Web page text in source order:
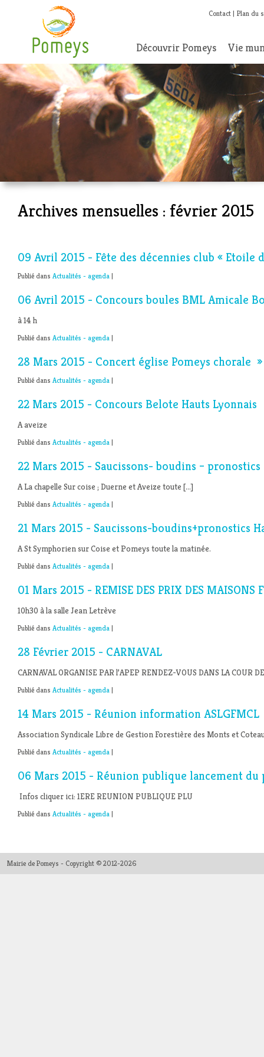
Contact Plan du
Découvrir Pomeys Vie
Archives mensuelles : février 2015
09 Avril 2015 - Fête des décennies club « Etoile
Publié dans Actualités - agenda |
06 Avril 2015 - Concours boules BML Amicale
à 14 h
Publié dans Actualités - agenda |
28 Mars 2015 - Concert église Pomeys chorale
Publié dans Actualités - agenda |
22 Mars 2015 - Concours Belote Hauts Lyonnais
A aveize
Publié dans Actualités - agenda |
22 Mars 2015 - Saucissons- boudins – pronostics
A La chapelle Sur coise ; Duerne et Aveize toute […]
Publié dans Actualités - agenda |
21 Mars 2015 - Saucissons-boudins+pronostics
A St Symphorien sur Coise et Pomeys toute la matinée.
Publié dans Actualités - agenda |
01 Mars 2015 - REMISE DES PRIX DES MAISONS
10h30 à la salle Jean Letrève
Publié dans Actualités - agenda |
28 Février 2015 - CARNAVAL
CARNAVAL ORGANISE PAR l’APEP RENDEZ-VOUS DANS LA COUR
Publié dans Actualités - agenda |
14 Mars 2015 - Réunion information ASLGFMCL
Association Syndicale Libre de Gestion Forestière des Monts et
Publié dans Actualités - agenda |
06 Mars 2015 - Réunion publique lancement du
Infos cliquer ici: 1ERE REUNION PUBLIQUE PLU
Publié dans Actualités - agenda |
Mairie de Pomeys - Copyright © 2012-2026